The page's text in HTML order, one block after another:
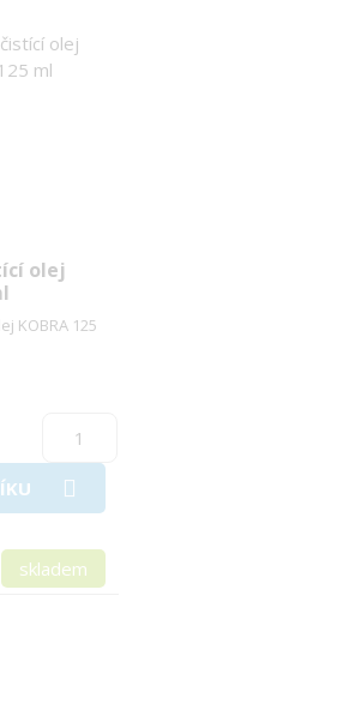
olej
KOBRA 125
skladem